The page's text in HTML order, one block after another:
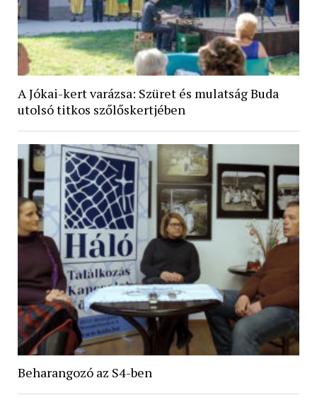
A Jókai-kert varázsa: Szüret és mulatság Buda
utolsó titkos szőlőskertjében
Beharangozó az S4-ben